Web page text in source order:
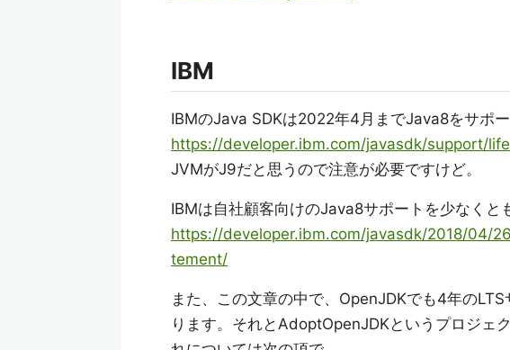
IBM
IBMのJava SDKは2022年4月までJava8をサポー
https://developer.ibm.com/javasdk/support/
JVMがJ9だと思うので注意が必要ですけど。
IBMは自社顧客向けのJava8サポートを少なくと
https://developer.ibm.com/javasdk/2018/04/
tement/
また、この文章の中で、OpenJDKでも4年の
ります。それとAdoptOpenJDKというプロジェ